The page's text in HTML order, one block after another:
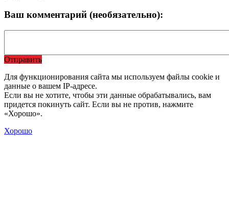
Ваш комментарий (необязательно):
Отправить
Для функционирования сайта мы используем файлы cookie и
данные о вашем IP-адресе.
Если вы не хотите, чтобы эти данные обрабатывались, вам
придется покинуть сайт. Если вы не против, нажмите
«Хорошо».
Хорошо